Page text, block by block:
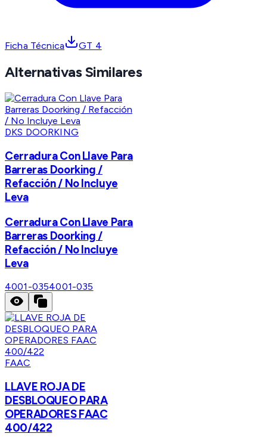
Ficha Técnica GT 4
Alternativas Similares
DKS DOORKING
Cerradura Con Llave Para
Barreras Doorking /
Refacción / No Incluye
Leva
Cerradura Con Llave Para
Barreras Doorking /
Refacción / No Incluye
Leva
4001-0354001-035
FAAC
LLAVE ROJA DE
DESBLOQUEO PARA
OPERADORES FAAC
400/422